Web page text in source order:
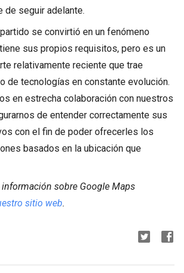
de seguir adelante.
se convirtió en un fenómeno
sus propios requisitos, pero es un
relativamente reciente que trae
de tecnologías en constante evolución.
en estrecha colaboración con nuestros
de entender correctamente sus
con el fin de poder ofrecerles los
basados en la ubicación que
sobre Google Maps
sitio web.